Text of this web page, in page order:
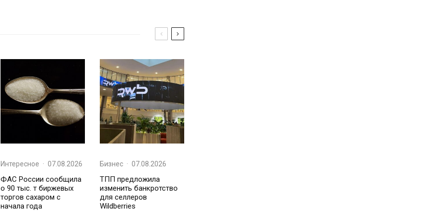
Интересное · 07.08.2026
ФАС России сообщила
о 90 тыс. т биржевых
торгов сахаром с
начала года
Бизнес · 07.08.2026
ТПП предложила
изменить банкротство
для селлеров
Wildberries